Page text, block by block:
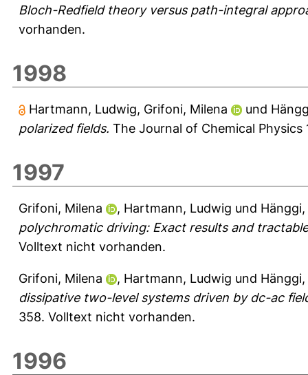
Bloch-Redfield theory versus path-integral
vorhanden.
1998
Hartmann, Ludwig, Grifoni, Milena und
polarized fields. The Journal of Chemical
1997
Grifoni, Milena , Hartmann, Ludwig und
polychromatic driving: Exact results and
Volltext nicht vorhanden.
Grifoni, Milena , Hartmann, Ludwig und
dissipative two-level systems driven by dc-ac
358. Volltext nicht vorhanden.
1996